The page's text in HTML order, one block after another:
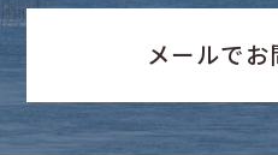
メールで